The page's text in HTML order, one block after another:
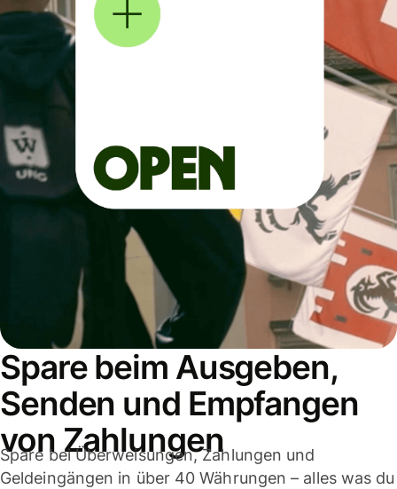
Spare beim Ausgeben,
Senden und Empfangen
von Zahlungen
Spare bei Überweisungen, Zahlungen und
Geldeingängen in über 40 Währungen – alles was du